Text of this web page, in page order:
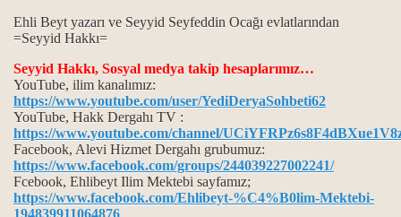
Ehli Beyt yazarı ve Seyyid Seyfeddin Ocağı evlatlarından
=Seyyid Hakkı=
Seyyid Hakkı, Sosyal medya takip hesaplarımız…
YouTube, ilim kanalımız:
https://www.youtube.com/user/YediDeryaSohbeti62
YouTube, Hakk Dergahı TV :
https://www.youtube.com/channel/
Facebook, Alevi Hizmet Dergahı grubumuz:
https://www.facebook.com/groups/244039227002241/
Fcebook, Ehlibeyt Ilim Mektebi sayfamız;
https://www.facebook.com/Ehlibeyt-%C4%B0lim-Mektebi-
194839911064876